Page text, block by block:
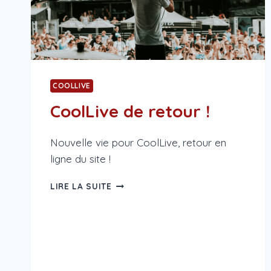
COOLLIVE
CoolLive de retour !
Nouvelle vie pour CoolLive, retour en
ligne du site !
LIRE LA SUITE COOLLIVE